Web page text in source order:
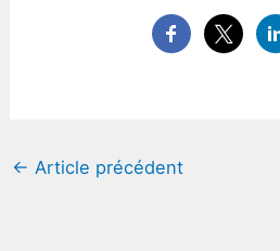
← Article précédent